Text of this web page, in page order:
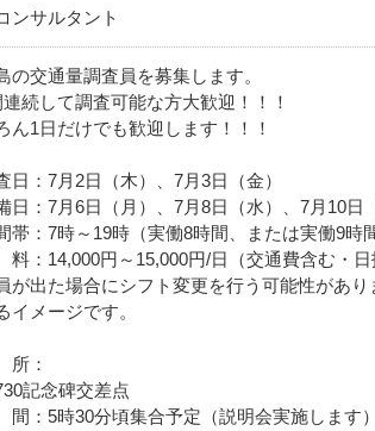
ンサルタント
の交通量調査員を募集します。
続して調査可能な方大歓迎！！！
ん1日だけでも歓迎します！！！
：7月2日（木）、7月3日（金）
：7月6日（月）、7月8日（水）、7月10日
：7時～19時（実働8時間、または実働9時間
：14,000円～15,000円/日（交通費含む・日
が出た場合にシフト変更を行う可能性があ
イメージです。
：
記念碑交差点
：5時30分頃集合予定（説明会実施します）